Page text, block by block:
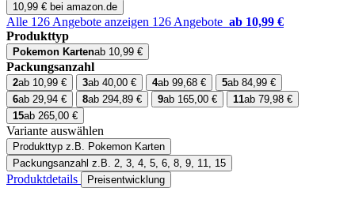
10,99 € bei amazon.de
Alle 126 Angebote anzeigen 126 Angebote ab 10,99 €
Produkttyp
Pokemon Kartenab 10,99 €
Packungsanzahl
2ab 10,99 € 3ab 40,00 € 4ab 99,68 € 5ab 84,99 €
6ab 29,94 € 8ab 294,89 € 9ab 165,00 € 11ab 79,98 €
15ab 265,00 €
Variante auswählen
Produkttyp z.B. Pokemon Karten
Packungsanzahl z.B. 2, 3, 4, 5, 6, 8, 9, 11, 15
Produktdetails Preisentwicklung